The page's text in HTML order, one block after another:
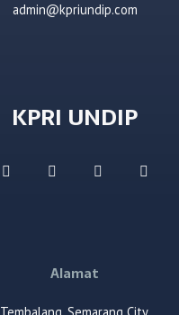
admin@kpriundip.com
KPRI UNDIP
Alamat